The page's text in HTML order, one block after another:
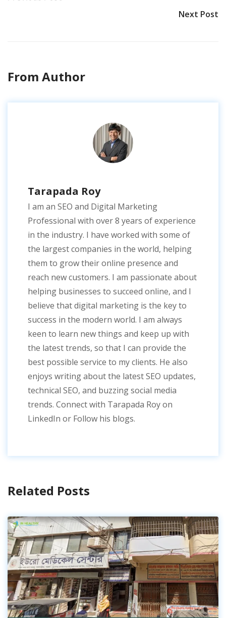
Next Post
From Author
Tarapada Roy
I am an SEO and Digital Marketing
Professional with over 8 years of experience
in the industry. I have worked with some of
the largest companies in the world, helping
them to grow their online presence and
reach new customers. I am passionate about
helping businesses to succeed online, and I
believe that digital marketing is the key to
success in the modern world. I am always
keen to learn new things and keep up with
the latest trends, so that I can provide the
best possible service to my clients. He also
enjoys writing about the latest SEO updates,
technical SEO, and buzzing social media
trends. Connect with Tarapada Roy on
LinkedIn or Follow his blogs.
Related Posts